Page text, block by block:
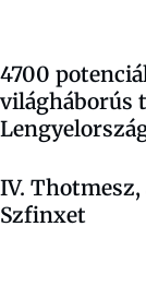
4700
világháborús
IV.
Szfinxet